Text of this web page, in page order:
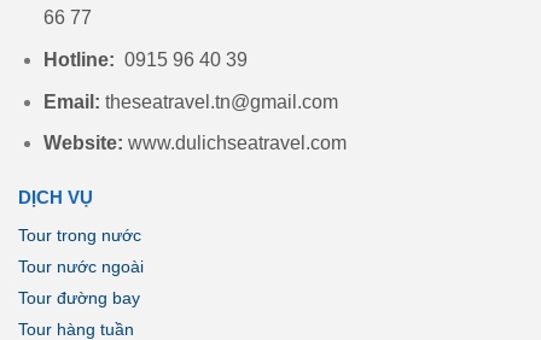
66 77
Hotline: 0915 96 40 39
Email: theseatravel.tn@gmail.com
Website: www.dulichseatravel.com
DỊCH VỤ
Tour trong nước
Tour nước ngoài
Tour đường bay
Tour hàng tuần